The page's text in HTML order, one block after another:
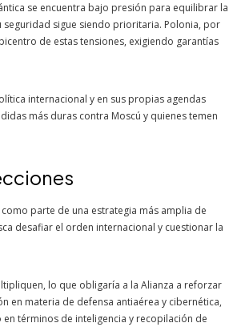
se encuentra bajo presión para equilibrar la
seguridad sigue siendo prioritaria. Polonia, por
de estas tensiones, exigiendo garantías
internacional y en sus propias agendas
más duras contra Moscú y quienes temen
parte de una estrategia más amplia de
desafiar el orden internacional y cuestionar la
lo que obligaría a la Alianza a reforzar
en materia de defensa antiaérea y cibernética,
términos de inteligencia y recopilación de